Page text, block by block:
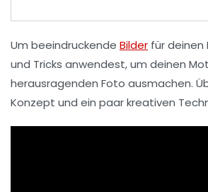
Um beeindruckende Bilder für deinen
und Tricks anwendest, um deinen
herausragenden Foto ausmachen.
Konzept und ein paar kreativen